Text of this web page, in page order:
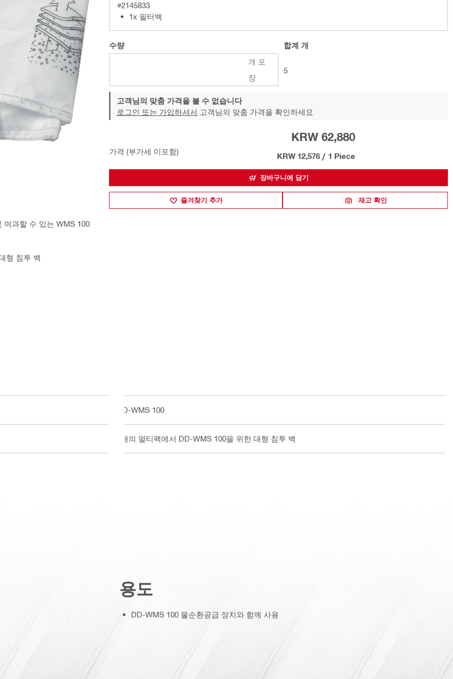
여과할 수 있는 WMS 100
형 침투 백
#2145833
1x 필터백
수량
개 포
장
합계 개
5
고객님의 맞춤 가격을 볼 수 없습니다
로그인 또는 가입하셔서 고객님의 맞춤 가격을 확인하세요
가격 (부가세 미포함)
KRW 62,880
KRW 12,576 / 1 Piece
장바구니에 담기
즐겨찾기 추가 재고 확인
DD-WMS 100
5개의 멀티팩에서 DD-WMS 100을 위한 대형 침투 백
용도
DD-WMS 100 물순환공급 장치와 함께 사용